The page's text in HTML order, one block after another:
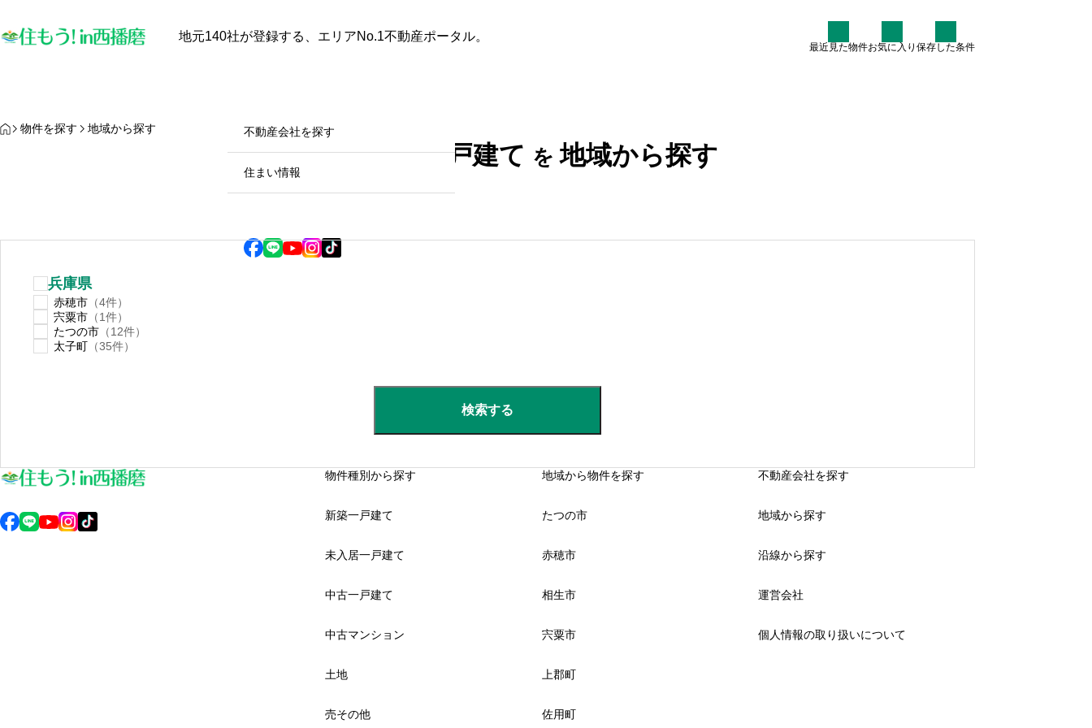
不動産会社を探す
住まい情報
地元140社が登録する、エリアNo.1不動産ポータル。
最近見た物件お気に入り 保存した条件
陽光発電と蓄電池は本当に電
気代を安くするのか？田舎暮
田舎の築30年以上の一戸建て
は何年住める？寿命を延ばす
HOME
物件を探す 地域から探す
兵庫県 の 新築一戸建て を 地域から探す
兵庫県
赤穂市 （4件）
宍粟市 （1件）
たつの市 （12件）
太子町 （35件）
検索する
物件種別から探す
新築一戸建て
未入居一戸建て
中古一戸建て
中古マンション
土地
売その他
地域から物件を探す
たつの市
赤穂市
相生市
宍粟市
上郡町
佐用町
不動産会社を探す
地域から探す
沿線から探す
運営会社
個人情報の取り扱いについて